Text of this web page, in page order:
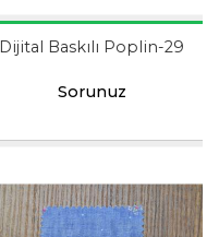
Dijital Baskılı Poplin-29
Sorunuz